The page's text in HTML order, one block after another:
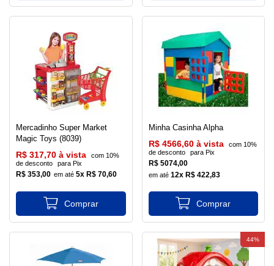
Mercadinho Super Market
Magic Toys (8039)
R$ 353,00 5x R$ 70,60
R$ 317,70 à vista
com 10%
de desconto
para Pix
Minha Casinha Alpha
R$ 5074,00
12x R$ 422,83
R$ 4566,60 à vista
com 10%
de desconto
para Pix
44%